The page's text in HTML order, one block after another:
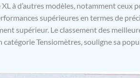
à d’autres modèles, notamment ceux
supérieures en termes de
supérieur. Le classement des
catégorie Tensiomètres, souligne sa